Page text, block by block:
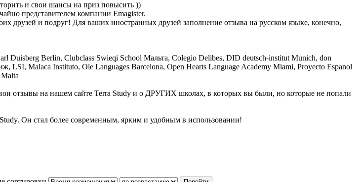
и свои шансы на приз повысить ))
представителем компании Emagister.
друзей и подруг! Для ваших иностранных друзей заполнение отзыва на русском языке, конечно,
Duisberg Berlin, Clubclass Swieqi School Мальта, Colegio Delibes, DID deutsch-institut Munich, don
LSI, Malaca Instituto, Ole Languages Barcelona, Open Hearts Language Academy Miami, Proyecto Espanol
отзывы на нашем сайте Terra Study и о ДРУГИХ школах, в которых вы были, но которые не попали
Он стал более современным, ярким и удобным в использовании!